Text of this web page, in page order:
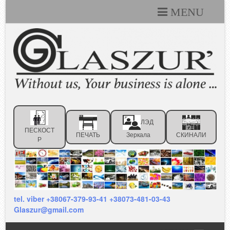
MENU
Каталоги
Технические условия
Портфолио
Контакты
Отзывы клиентов
ПЕСКОСТ
Р
ПЕЧАТЬ
ЛЭД
Зеркала
СКИНАЛИ
tel. viber +38067-379-93-41 +38073-481-03-43
Glaszur@gmail.com